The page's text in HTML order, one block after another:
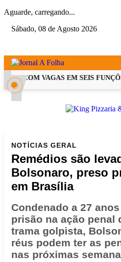
Aguarde, carregando...
Sábado, 08 de Agosto 2026
COM VAGAS EM SEIS
NOTÍCIAS GERAL
Remédios são
Bolsonaro, preso
em Brasília
Condenado a 27
prisão na ação penal
trama golpista,
réus podem ter as
nas próximas